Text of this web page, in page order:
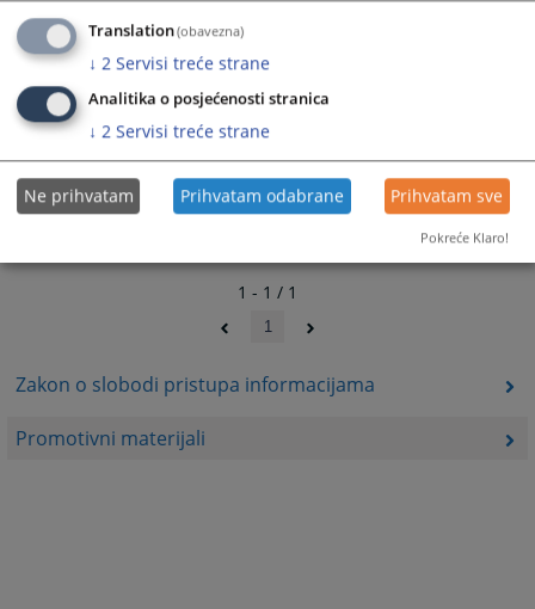
Zakon o slobodi pristupa informacijama
Promotivni materijali
zahtjeva
Letak o pravima i obavezama svjedoka i oštećenih u
krivičnom postupku
1 - 1 / 1
1
Translation(obavezna)
↓ 2 Servisi treće strane
Analitika o posjećenosti stranica
↓ 2 Servisi treće strane
Ne prihvatam Prihvatam odabrane Prihvatam sve
Pokreće Klaro!